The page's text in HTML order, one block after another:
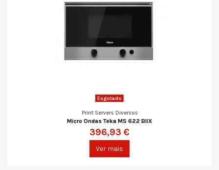
Esgotado
Print Servers Diversos
Micro Ondas Teka MS 622 BIIX
396,93 €
Ver mais